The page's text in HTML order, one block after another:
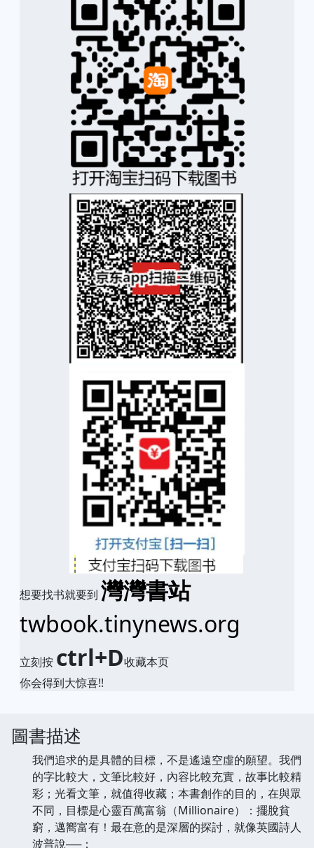
想要找书就要到 灣灣書站
twbook.tinynews.org
立刻按 ctrl+D收藏本页
你会得到大惊喜!!
圖書描述
我們追求的是具體的目標，不是遙遠空虛的願望。我們
的字比較大，文筆比較好，內容比較充實，故事比較精
彩；光看文筆，就值得收藏；本書創作的目的，在與眾
不同，目標是心靈百萬富翁（Millionaire）：擺脫貧
窮，邁嚮富有！最在意的是深層的探討，就像英國詩人
波普說──：